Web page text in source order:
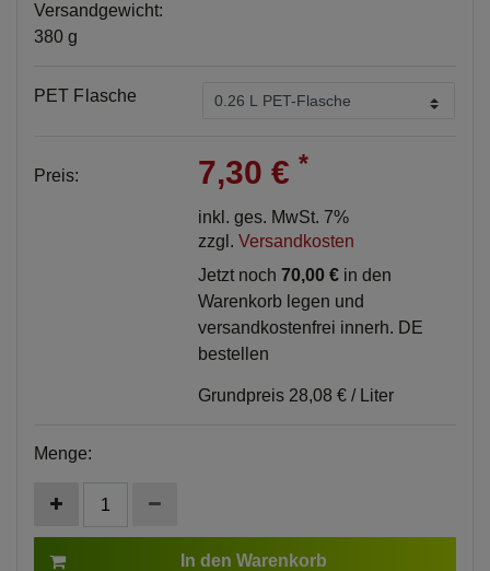
Versandgewicht:
380 g
PET Flasche
Preis: 7,30 € *
inkl. ges. MwSt. 7%
zzgl. Versandkosten
Jetzt noch 70,00 € in den
Warenkorb legen und
versandkostenfrei innerh. DE
bestellen
Grundpreis 28,08 € / Liter
Menge:
In den Warenkorb